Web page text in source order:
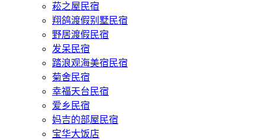
菘之屋民宿
翔鸽渡假别墅民宿
野居渡假民宿
发呆民宿
踏浪观海美宿民宿
菊舍民宿
幸福天台民宿
爱乡民宿
妈吉的部屋民宿
宝华大饭店